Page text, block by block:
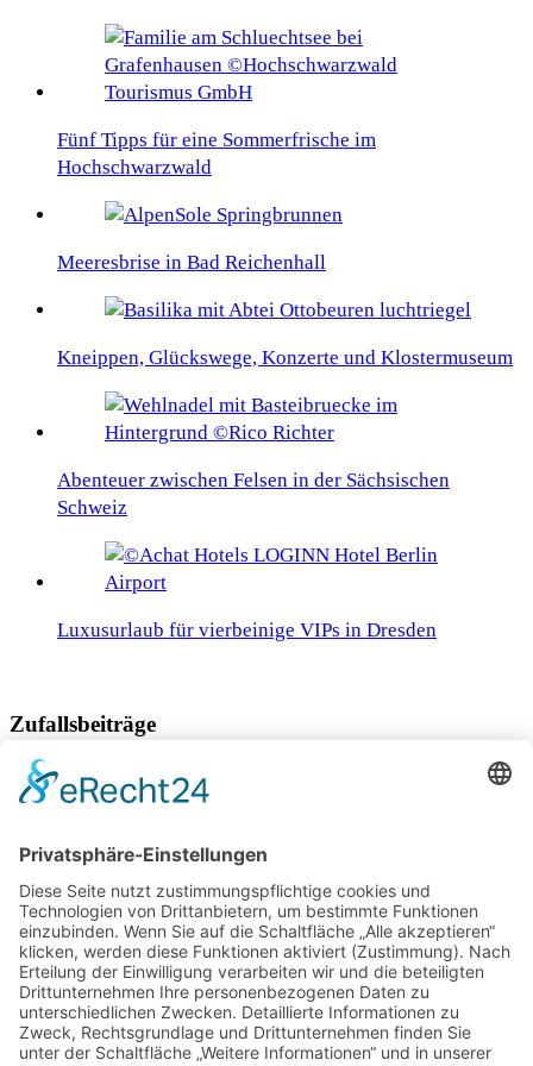
Fünf Tipps für eine Sommerfrische im
Hochschwarzwald
Meeresbrise in Bad Reichenhall
Kneippen, Glückswege, Konzerte und Klostermuseum
Abenteuer zwischen Felsen in der Sächsischen
Schweiz
Luxusurlaub für vierbeinige VIPs in Dresden
Zufallsbeiträge
Keine Angst vor kaltem Wasser
Auf königlichen Spuren in Oberbayern